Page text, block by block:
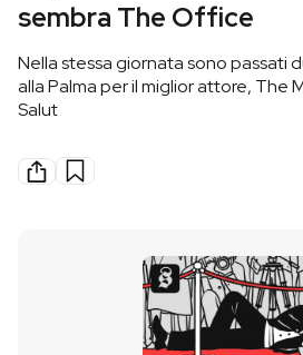
Mondo
Tecnologia
Cultura
sembra The Office
Nella stessa giornata sono passati
alla Palma per il miglior attore, The
Salut